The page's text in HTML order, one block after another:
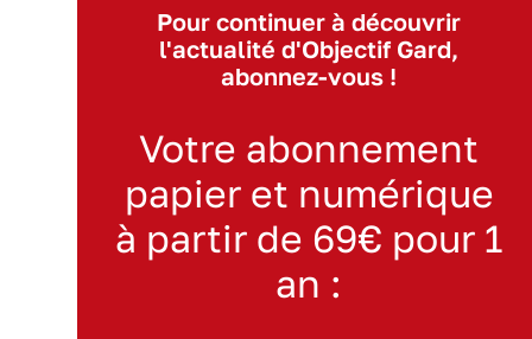
Pour continuer à découvrir
l'actualité d'Objectif Gard,
abonnez-vous !
Votre abonnement
papier et numérique
à partir de 69€ pour 1
an :